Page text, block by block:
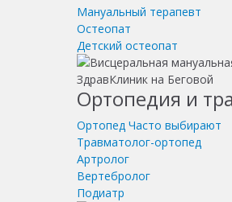
Мануальный терапевт
Остеопат
Детский остеопат
Ортопедия и
Ортопед Часто выбирают
Травматолог-ортопед
Артролог
Вертебролог
Подиатр